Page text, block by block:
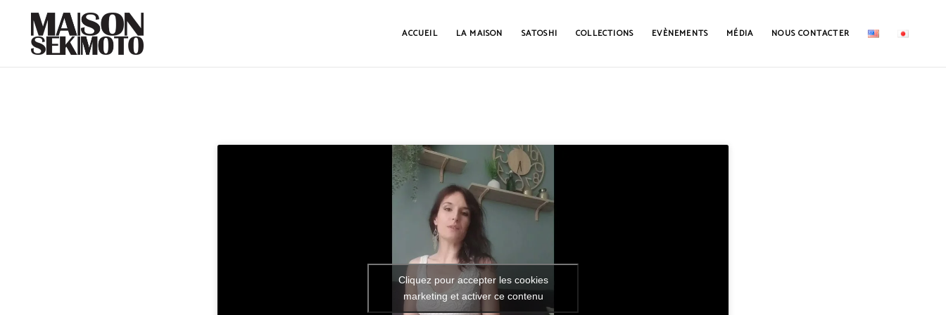
ACCUEIL LA MAISON SATOSHI COLLECTIONS EVÈNEMENTS MÉDIA NOUS CONTACTER
Cliquez pour accepter les cookies
marketing et activer ce contenu